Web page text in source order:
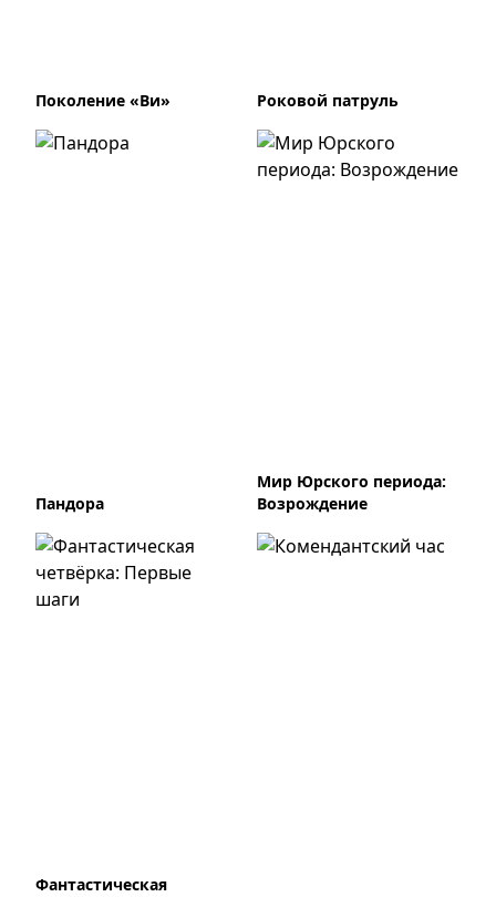
Поколение «Ви» Роковой патруль
Пандора
Мир Юрского периода:
Возрождение
Фантастическая